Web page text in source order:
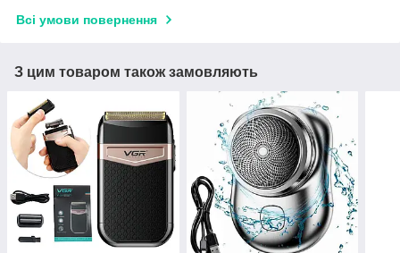
Всі умови повернення
З цим товаром також замовляють